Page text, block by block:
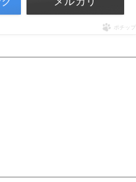
ポチップ